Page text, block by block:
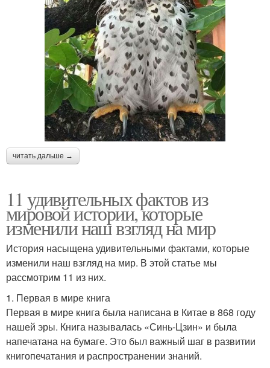
читать дальше →
11 удивительных фактов из
мировой истории, которые
изменили наш взгляд на мир
История насыщена удивительными фактами, которые
изменили наш взгляд на мир. В этой статье мы
рассмотрим 11 из них.
1. Первая в мире книга
Первая в мире книга была написана в Китае в 868 году
нашей эры. Книга называлась «Синь-Цзин» и была
напечатана на бумаге. Это был важный шаг в развитии
книгопечатания и распространении знаний.